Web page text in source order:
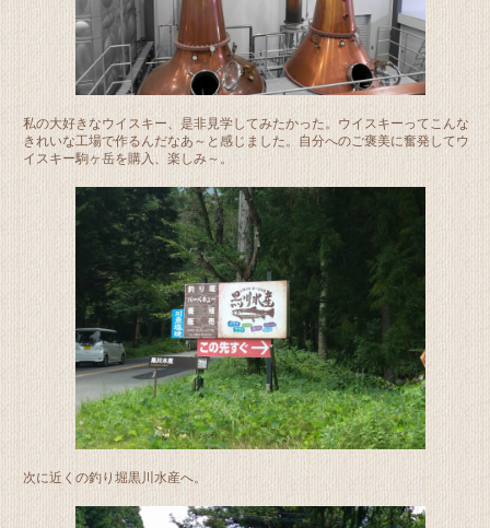
私の大好きなウイスキー、是非見学してみたかった。ウイスキーってこんな
きれいな工場で作るんだなあ～と感じました。自分へのご褒美に奮発してウ
イスキー駒ヶ岳を購入、楽しみ～。
次に近くの釣り堀黒川水産へ。